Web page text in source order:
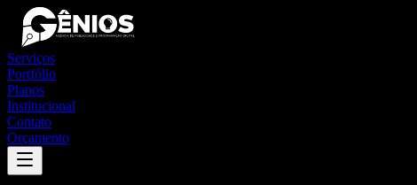
Serviços
Portfólio
Planos
Institucional
Contato
Orçamento